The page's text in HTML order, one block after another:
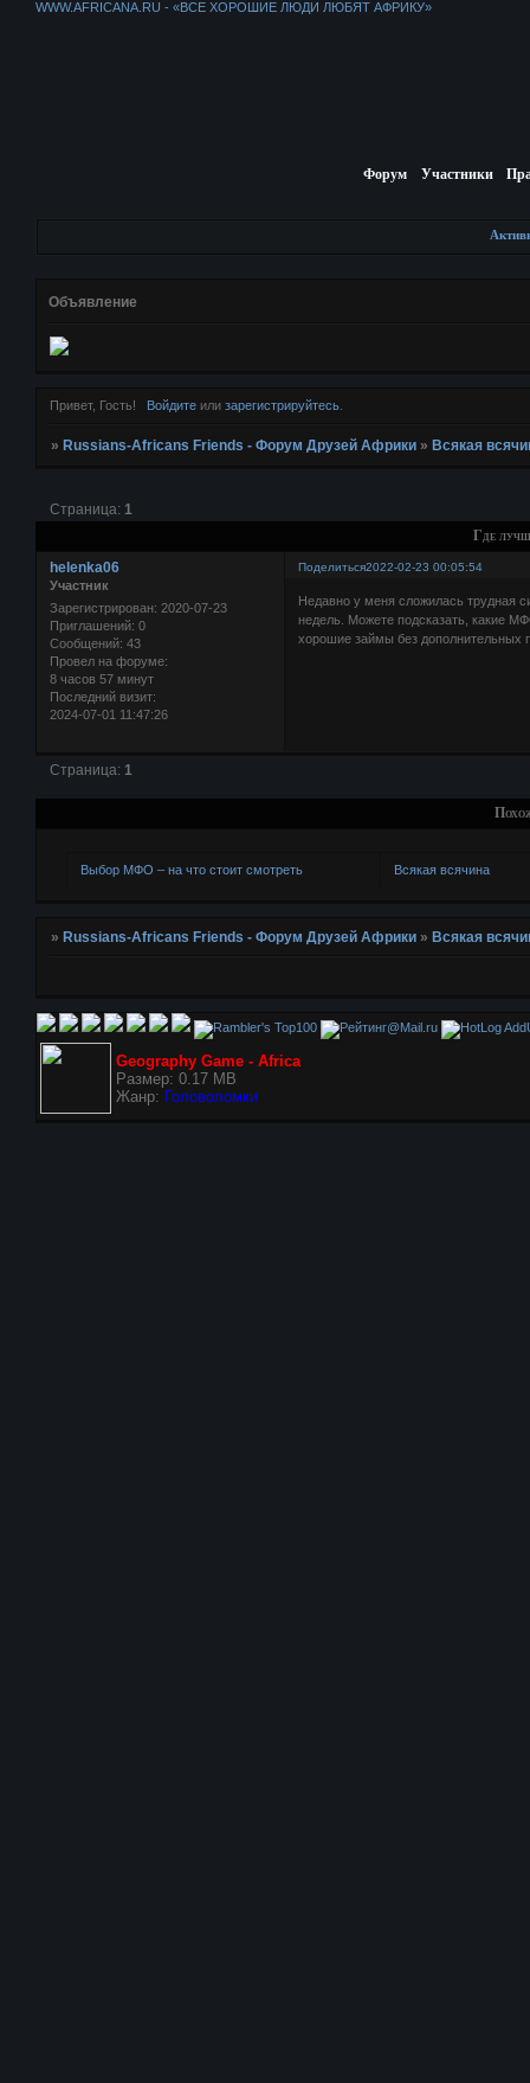
WWW.AFRICANA.RU - «ВСЕ ХОРОШИЕ ЛЮДИ ЛЮБЯТ АФРИКУ»
Форум Участники
Объявление
Привет, Гость! Войдитеили зарегистрируйтесь.
» Russians-Africans Friends - Форум Друзей Африки » Всякая
Где
Страница: 1
Поделиться2022-02-23 00:05:54
helenka06
Участник
Зарегистрирован: 2020-07-23
Приглашений: 0
Сообщений: 43
Провел на форуме:
8 часов 57 минут
Последний визит:
2024-07-01 11:47:26
Недавно у меня сложилась трудная
недель. Можете подсказать, какие
хорошие займы без дополнительных
Страница: 1
Выбор МФО – на что стоит смотреть Всякая всячина
» Russians-Africans Friends - Форум Друзей Африки » Всякая
Geography Game - Africa
Размер: 0.17 MB
Жанр: Головоломки